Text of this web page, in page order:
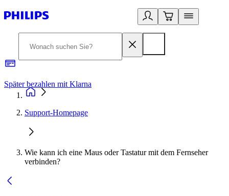
Später bezahlen mit Klarna
Support-Homepage
Wie kann ich eine Maus oder Tastatur mit dem Fernseher
verbinden?